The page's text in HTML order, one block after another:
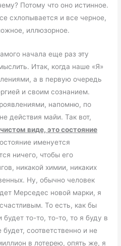
Потому что оно истинное.
схлопывается и все черное,
иллюзорное.
начала еще раз эту
Итак, когда наше «Я»
а в первую очередь
и своим сознанием.
напомню, по
действия майи. Так вот,
виде, это состояние
именуется
ничего, чтобы его
никакой химии, никаких
Ну, обычно человек
Мерседес новой марки, я
То есть, как бы
будет то-то, то-то, то я буду в
соответственно и не
в лотерею, опять же, я